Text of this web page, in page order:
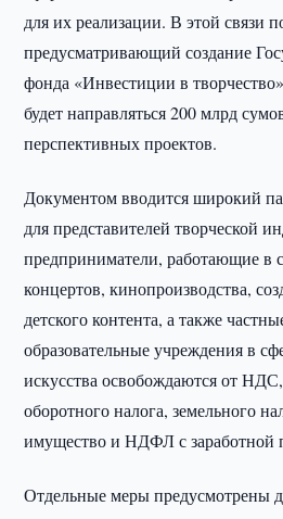
для их реализации. В этой связи
предусматривающий создание
фонда «Инвестиции в
будет направляться 200 млрд
перспективных проектов.
Документом вводится широкий
для представителей творческой
предприниматели, работающие в
концертов, кинопроизводства,
детского контента, а также
образовательные учреждения в
искусства освобождаются от
оборотного налога, земельного
имущество и НДФЛ с заработной
Отдельные меры предусмотрены